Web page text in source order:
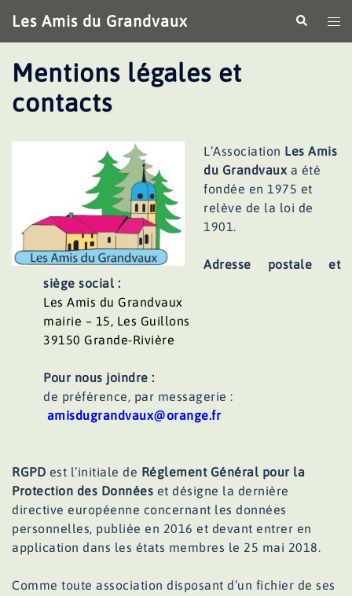
au
contenu
Les Amis du Grandvaux
le
Mentions légales et
contacts
L’Association Les Amis
du Grandvaux a été
fondée en 1975 et
relève de la loi de
1901.
Adresse postale et
siège social :
Les Amis du Grandvaux
mairie – 15, Les Guillons
39150 Grande-Rivière
Pour nous joindre :
de préférence, par messagerie :
amisdugrandvaux@orange.fr
RGPD est l’initiale de Réglement Général pour la
Protection des Données et désigne la dernière
directive européenne concernant les données
personnelles, publiée en 2016 et devant entrer en
application dans les états membres le 25 mai 2018.
Comme toute association disposant d’un fichier de ses